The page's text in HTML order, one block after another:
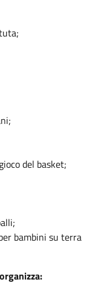
del basket;
bambini su terra